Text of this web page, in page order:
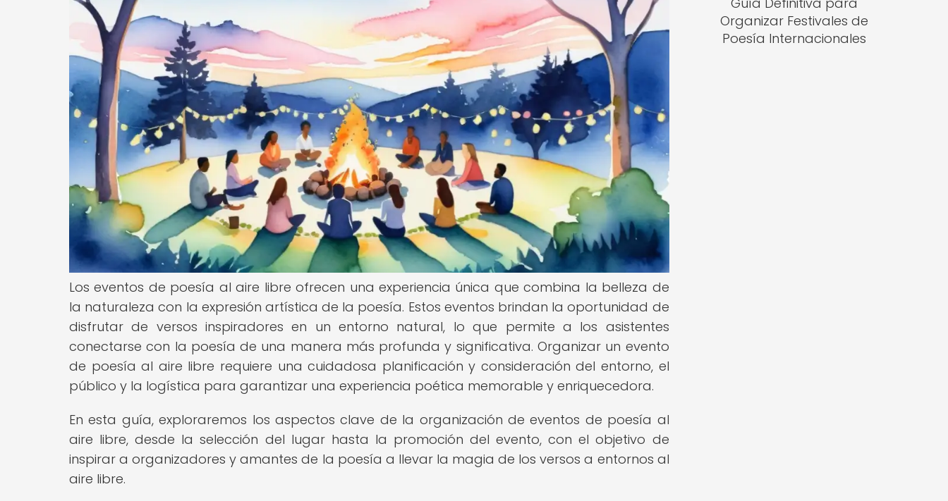
Los eventos de poesía al aire libre ofrecen una experiencia única que combina la belleza de
la naturaleza con la expresión artística de la poesía. Estos eventos brindan la oportunidad de
disfrutar de versos inspiradores en un entorno natural, lo que permite a los asistentes
conectarse con la poesía de una manera más profunda y significativa. Organizar un evento
de poesía al aire libre requiere una cuidadosa planificación y consideración del entorno, el
público y la logística para garantizar una experiencia poética memorable y enriquecedora.
En esta guía, exploraremos los aspectos clave de la organización de eventos de poesía al
aire libre, desde la selección del lugar hasta la promoción del evento, con el objetivo de
inspirar a organizadores y amantes de la poesía a llevar la magia de los versos a entornos al
aire libre.
Organizar Festivales de
Poesía Internacionales